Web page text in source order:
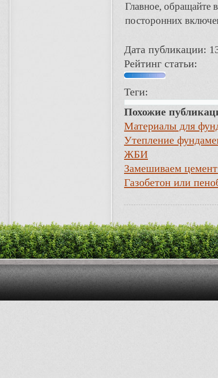
Главное, обращайте
посторонних
Дата публикации:
Рейтинг статьи:
Теги:
Похожие
Материалы для
Утепление
ЖБИ
Замешиваем
Газобетон или